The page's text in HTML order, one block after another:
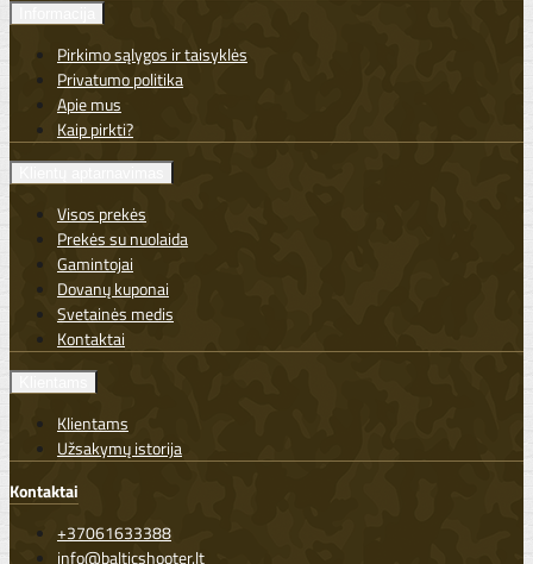
Pirkimo sąlygos ir taisyklės
Privatumo politika
Apie mus
Kaip pirkti?
Visos prekės
Prekės su nuolaida
Gamintojai
Dovanų kuponai
Svetainės medis
Kontaktai
Klientams
Užsakymų istorija
Kontaktai
+37061633388
info@balticshooter.lt